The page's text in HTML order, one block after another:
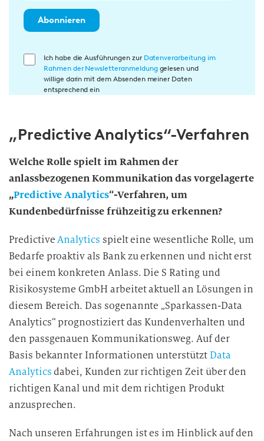
Abonnieren
E
l
i
g
u
n
e
D
a
t
e
n
v
r
a
Ich habe die Ausführungen zur Datenverarbeitung im
Rahmen der Newsletteranmeldunggelesen und
willige darin mit dem Absenden meiner Daten
entsprechend ein
„Predictive Analytics“-Verfahren
Welche Rolle spielt im Rahmen der
anlassbezogenen Kommunikation das vorgelagerte
„Predictive Analytics“-Verfahren, um
Kundenbedürfnisse frühzeitig zu erkennen?
PredictiveAnalytics spielt eine wesentliche Rolle, um
Bedarfe proaktiv als Bank zu erkennen und nicht erst
bei einem konkreten Anlass. Die S Rating und
Risikosysteme GmbH arbeitet aktuell an Lösungen in
diesem Bereich. Das sogenannte „Sparkassen-Data
Analytics“ prognostiziert das Kundenverhalten und
den passgenauen Kommunikationsweg. Auf der
Basis bekannter Informationen unterstütztData
Analyticsdabei, Kunden zur richtigen Zeit über den
richtigen Kanal und mit dem richtigen Produkt
anzusprechen.
Nach unseren Erfahrungen ist es im Hinblick auf den